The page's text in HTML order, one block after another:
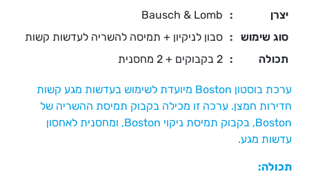
יצרן :
Bausch & Lomb
סוג שימוש
: סבון לניקיון + תמיסה להשריה לעדשות קשות
תכולה
: 2 בקבוקים + 2 מחסנית
ערכת בוסטון Boston מיועדת לשימוש בעדשות מגע קשות
חדירות חמצן. ערכה זו מכילה בקבוק תמיסת ההשריה של
Boston, בקבוק תמיסת ניקוי Boston, ומחסנית לאחסון
עדשות מגע.
תכולה: